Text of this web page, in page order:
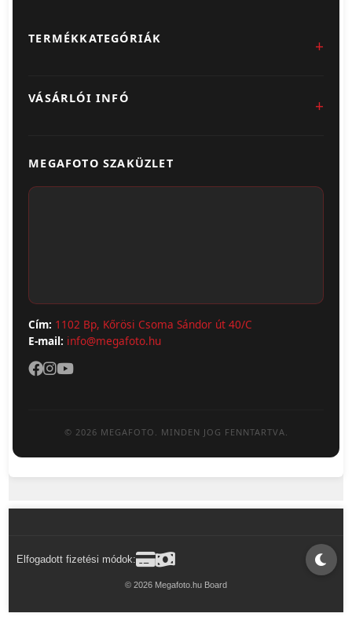
TERMÉKKATEGÓRIÁK
Fotókidolgozás
Poszter & Falikép
Fotónaptár
VÁSÁRLÓI INFÓ
Szállítás & Fizetés
MEGAFOTO SZAKÜZLET
Cím: 1102 Bp, Kőrösi Csoma Sándor út 40/C
E-mail: info@megafoto.hu
© 2026 MEGAFOTO. MINDEN JOG FENNTARTVA.
Elfogadott fizetési módok:
© 2026 Megafoto.hu Board